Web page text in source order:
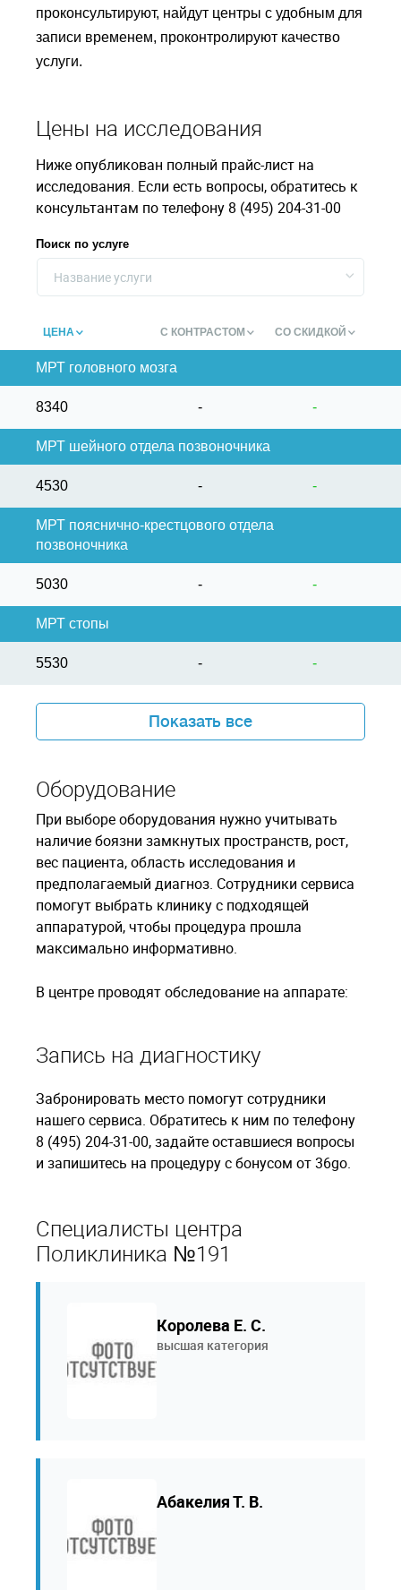
проконсультируют, найдут центры с удобным для
записи временем, проконтролируют качество
услуги.
Цены на исследования
Ниже опубликован полный прайс-лист на
исследования. Если есть вопросы, обратитесь к
консультантам по телефону 8 (495) 204-31-00
Поиск по услуге
Название услуги
ЦЕНА С КОНТРАСТОМ СО СКИДКОЙ
МРТ головного мозга
8340 - -
МРТ шейного отдела позвоночника
4530 - -
МРТ пояснично-крестцового отдела
позвоночника
5030 - -
МРТ стопы
5530 - -
Показать все
Оборудование
При выборе оборудования нужно учитывать
наличие боязни замкнутых пространств, рост,
вес пациента, область исследования и
предполагаемый диагноз. Сотрудники сервиса
помогут выбрать клинику с подходящей
аппаратурой, чтобы процедура прошла
максимально информативно.
В центре проводят обследование на аппарате:
Запись на диагностику
Забронировать место помогут сотрудники
нашего сервиса. Обратитесь к ним по телефону
8 (495) 204-31-00, задайте оставшиеся вопросы
и запишитесь на процедуру с бонусом от 36go.
Специалисты центра
Поликлиника №191
Королева Е. С.
высшая категория
Абакелия Т. В.